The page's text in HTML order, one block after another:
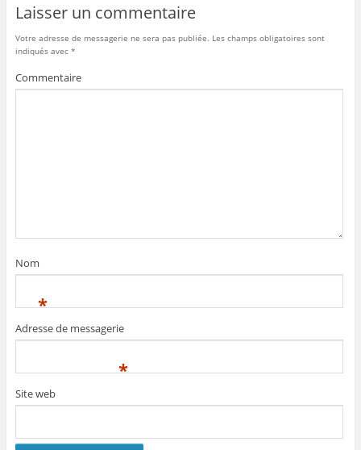
Laisser un commentaire
Votre adresse de messagerie ne sera pas publiée. Les champs obligatoires sont
indiqués avec *
Commentaire
Nom
*
Adresse de messagerie
*
Site web